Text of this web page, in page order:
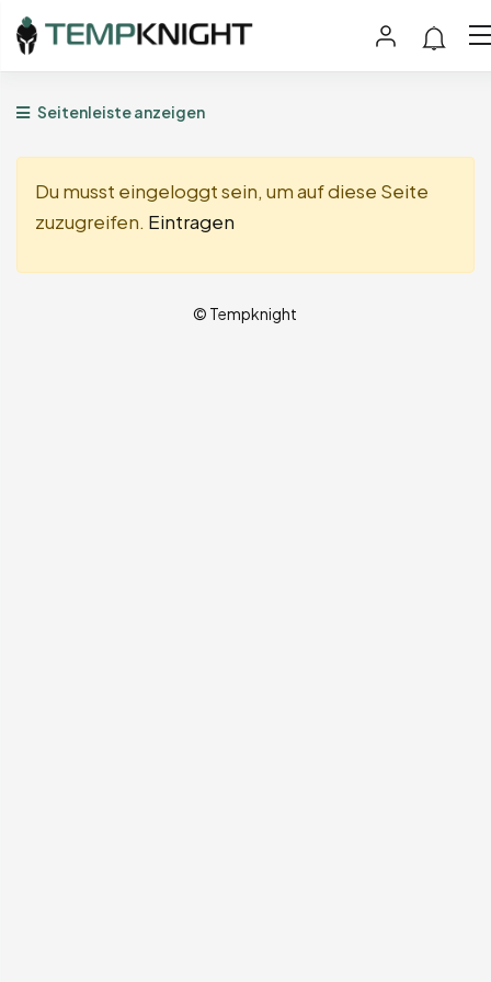
Seitenleiste anzeigen
Du musst eingeloggt sein, um auf diese Seite
zuzugreifen. Eintragen
© Tempknight